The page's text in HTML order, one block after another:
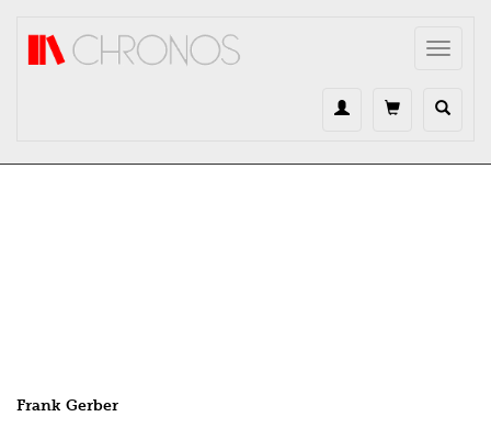
Toggle
Frank Gerber